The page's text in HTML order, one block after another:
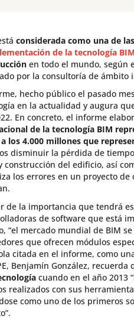
considerada como una de
de la tecnología BIM
en todo el mundo, según
por la consultoría de ámbito
hecho público el pasado
en la actualidad y augura
En concreto, el informe
de la tecnología BIM
los 4.000 millones que
disminuir la pérdida de
construcción del edificio, así
los errores en un proyecto
de la importancia que tendrá
de software que está
“el mercado mundial de BIM
que ofrecen módulos
citada en el informe, como
Benjamín González, recuerda
cuando en el año 2013
realizados con sus
como uno de los primeros